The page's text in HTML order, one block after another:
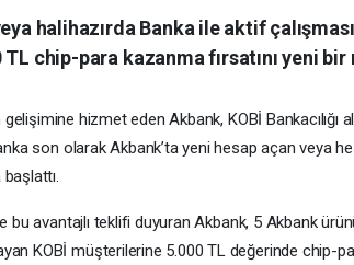
halihazırda Banka ile aktif
TL chip-para kazanma fırsatını yeni
gelişimine hizmet eden Akbank, KOBİ
son olarak Akbank’ta yeni hesap açan veya
bu avantajlı teklifi duyuran Akbank, 5 Akbank
KOBİ müşterilerine 5.000 TL değerinde chip-